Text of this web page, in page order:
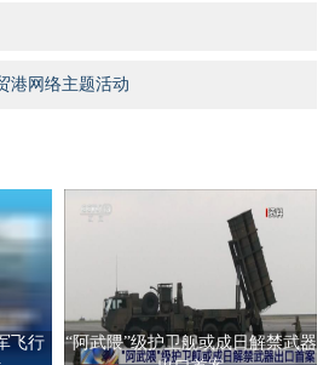
港网络主题活动
飞行
“阿武隈”级护卫舰或成日解禁武器